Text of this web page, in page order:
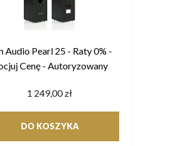
Audio Pearl 25 - Raty 0% -
Cenę - Autoryzowany
1 249,00 zł
DO KOSZYKA